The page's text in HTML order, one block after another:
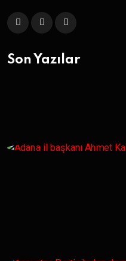
Son Yazılar